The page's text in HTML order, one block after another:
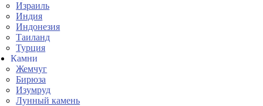
Израиль
Индия
Индонезия
Таиланд
Турция
Камни
Жемчуг
Бирюза
Изумруд
Лунный камень